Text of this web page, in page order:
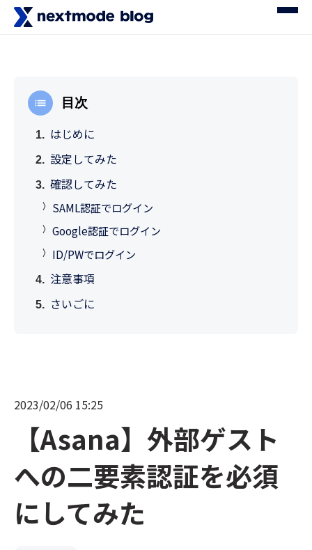
目次
はじめに
設定してみた
確認してみた
SAML認証でログイン
Google認証でログイン
ID/PWでログイン
注意事項
さいごに
2023/02/06 15:25
【Asana】外部ゲスト
への二要素認証を必須
にしてみた